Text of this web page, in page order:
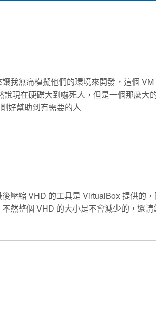
我無痛模擬他們的環境來開發，這個 VM
現在硬碟大到嚇死人，但是一個那麼大
好幫助到有需要的人
壓縮 VHD 的工具是 VirtualBox 提供的
然整個 VHD 的大小是不會減少的，還請